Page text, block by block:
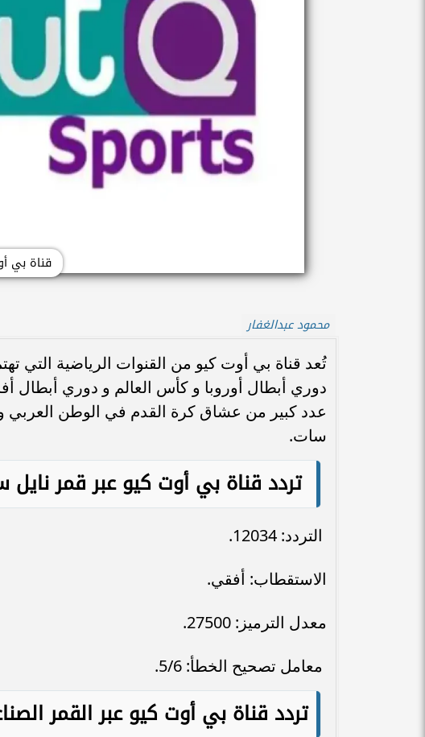
قناة بي
محمود عبدالغفار
تُعد قناة بي أوت كيو من القنوات الرياضية التي
دوري أبطال أوروبا و كأس العالم و دوري أبطال
عدد كبير من عشاق كرة القدم في الوطن
سات.
تردد قناة بي أوت كيو عبر قمر
التردد: 12034.
الاستقطاب: أفقي.
معدل الترميز: 27500.
معامل تصحيح الخطأ: 5/6.
تردد قناة بي أوت كيو عبر القمر